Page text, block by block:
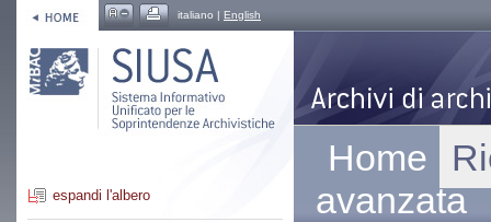
italiano | English
espandi l'albero
Home
avanzata